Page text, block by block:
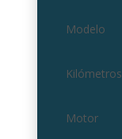
Modelo
Kilómetros
Motor